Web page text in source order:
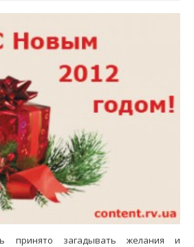
принято загадывать желания и